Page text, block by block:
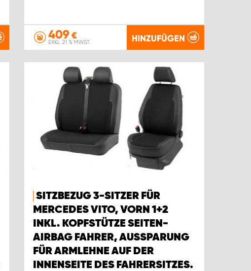
409 €
EXKL. 21 % MWST. HINZUFÜGEN
SITZBEZUG 3-SITZER FÜR
MERCEDES VITO, VORN 1+2
INKL. KOPFSTÜTZE SEITEN-
AIRBAG FAHRER, AUSSPARUNG
FÜR ARMLEHNE AUF DER
INNENSEITE DES FAHRERSITZES.